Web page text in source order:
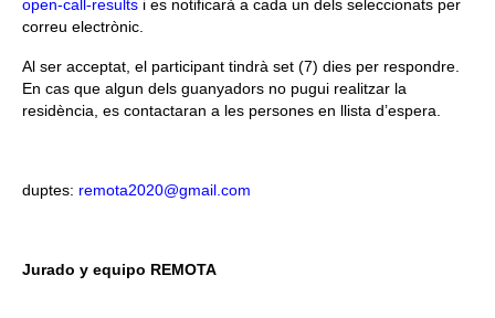
open-call-results i es notificarà a cada un dels seleccionats per
correu electrònic.
Al ser acceptat, el participant tindrà set (7) dies per respondre.
En cas que algun dels guanyadors no pugui realitzar la
residència, es contactaran a les persones en llista d’espera.
duptes: remota2020@gmail.com
Jurado y equipo REMOTA